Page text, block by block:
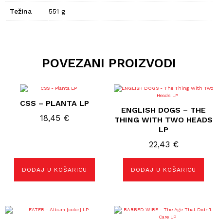
Težina 551 g
POVEZANI PROIZVODI
CSS – PLANTA LP
18,45 €
DODAJ U KOŠARICU
ENGLISH DOGS – THE
THING WITH TWO HEADS
LP
22,43 €
DODAJ U KOŠARICU